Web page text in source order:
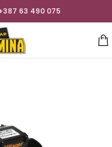
63 490 075